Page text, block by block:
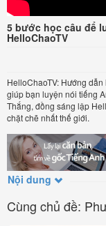
5 bước học câu để
HelloChaoTV
HelloChaoTV: Hướng
giúp bạn luyện nói tiếng
Thắng, đồng sáng lập
chặt chẽ nhất thế giới.
Nội dung
Cùng chủ đề: